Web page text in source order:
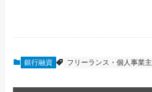
銀行融資 フリーランス・個人事業主